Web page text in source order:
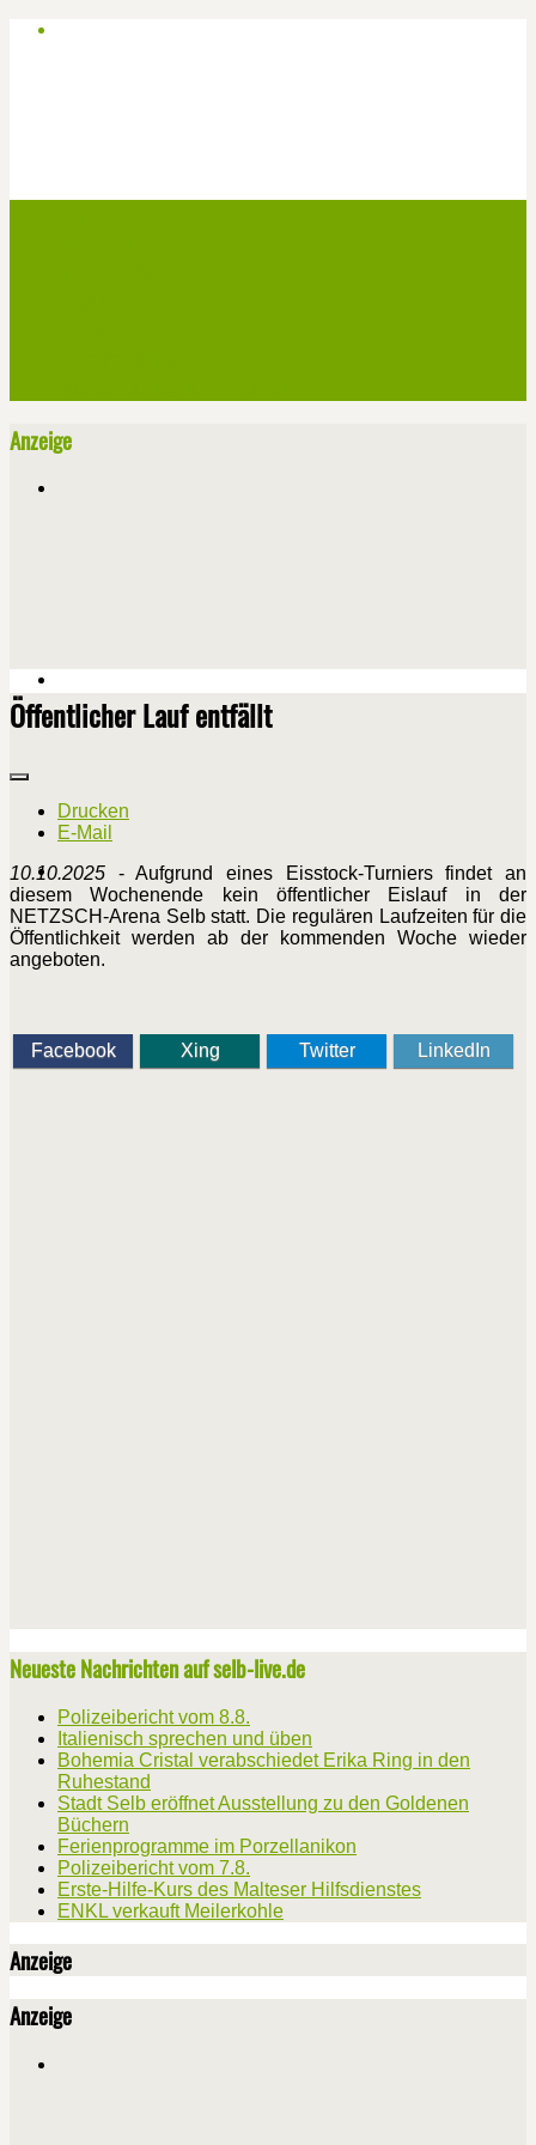
Anzeige
Öffentlicher Lauf entfällt
Drucken
E-Mail
10.10.2025 - Aufgrund eines Eisstock-Turniers findet an
diesem Wochenende kein öffentlicher Eislauf in der
NETZSCH-Arena Selb statt. Die regulären Laufzeiten für die
Öffentlichkeit werden ab der kommenden Woche wieder
angeboten.
Facebook Xing Twitter LinkedIn
Neueste Nachrichten auf selb-live.de
Polizeibericht vom 8.8.
Italienisch sprechen und üben
Bohemia Cristal verabschiedet Erika Ring in den
Ruhestand
Stadt Selb eröffnet Ausstellung zu den Goldenen
Büchern
Ferienprogramme im Porzellanikon
Polizeibericht vom 7.8.
Erste-Hilfe-Kurs des Malteser Hilfsdienstes
ENKL verkauft Meilerkohle
Anzeige
Anzeige